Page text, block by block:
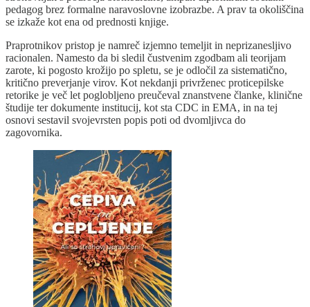
pedagog brez formalne naravoslovne izobrazbe. A prav ta okoliščina
se izkaže kot ena od prednosti knjige.
Praprotnikov pristop je namreč izjemno temeljit in neprizanesljivo
racionalen. Namesto da bi sledil čustvenim zgodbam ali teorijam
zarote, ki pogosto krožijo po spletu, se je odločil za sistematično,
kritično preverjanje virov. Kot nekdanji privrženec proticepilske
retorike je več let poglobljeno preučeval znanstvene članke, klinične
študije ter dokumente institucij, kot sta CDC in EMA, in na tej
osnovi sestavil svojevrsten popis poti od dvomljivca do
zagovornika.